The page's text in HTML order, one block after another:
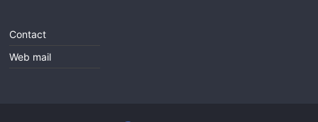
Contact
Web mail